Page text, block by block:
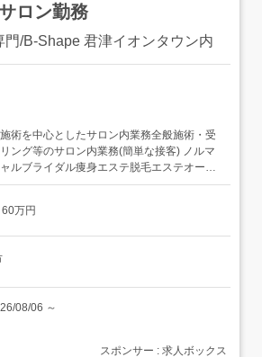
ロン勤務
/B‐Shape 君津イオンタウン内
施術を中心としたサロン内業務全般施術・受
ング等のサロン内業務(簡単な接客) ノルマ
ルブライダル痩身エステ脱毛エステオール
ンパドレナージオイルマッサージボディケ
べき業務の変更:なし 【経験・資格】<応募
万円
08/06 ～
スポンサー : 求人ボックス